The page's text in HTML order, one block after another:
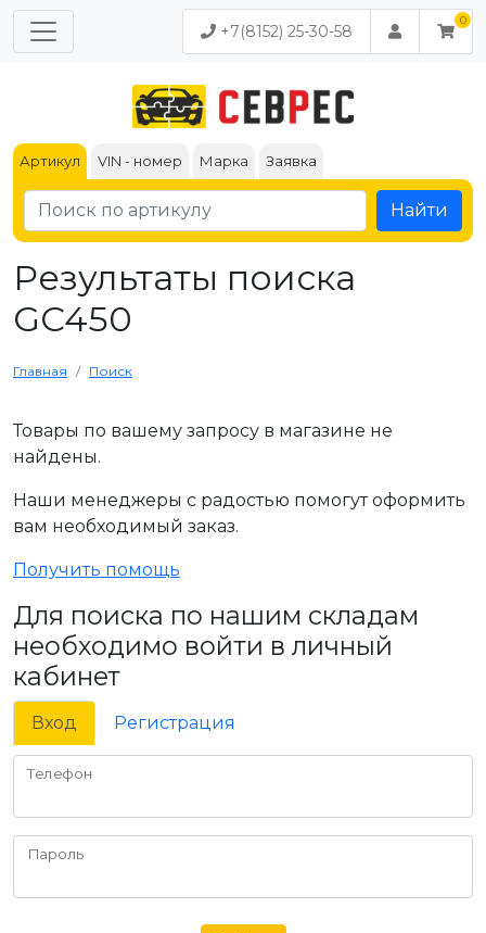
+7(8152) 25-30-58
Артикул VIN - номер Марка Заявка
Найти
Результаты поиска
GC450
Главная Поиск
Товары по вашему запросу в магазине не
найдены.
Наши менеджеры с радостью помогут оформить
вам необходимый заказ.
Получить помощь
Для поиска по нашим складам
необходимо войти в личный
кабинет
Вход Регистрация
Телефон
Пароль